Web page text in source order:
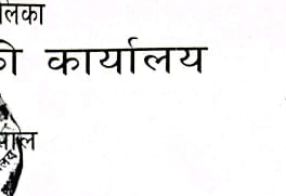
दरखास्त आव्हान सम्बन्धी सूचना !
सूची दर्ता सम्बन्धी सूचना